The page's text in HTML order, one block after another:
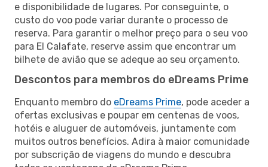
e disponibilidade de lugares. Por conseguinte, o
custo do voo pode variar durante o processo de
reserva. Para garantir o melhor preço para o seu voo
para El Calafate, reserve assim que encontrar um
bilhete de avião que se adeque ao seu orçamento.
Descontos para membros do eDreams Prime
Enquanto membro do eDreams Prime, pode aceder a
ofertas exclusivas e poupar em centenas de voos,
hotéis e aluguer de automóveis, juntamente com
muitos outros benefícios. Adira à maior comunidade
por subscrição de viagens do mundo e descubra